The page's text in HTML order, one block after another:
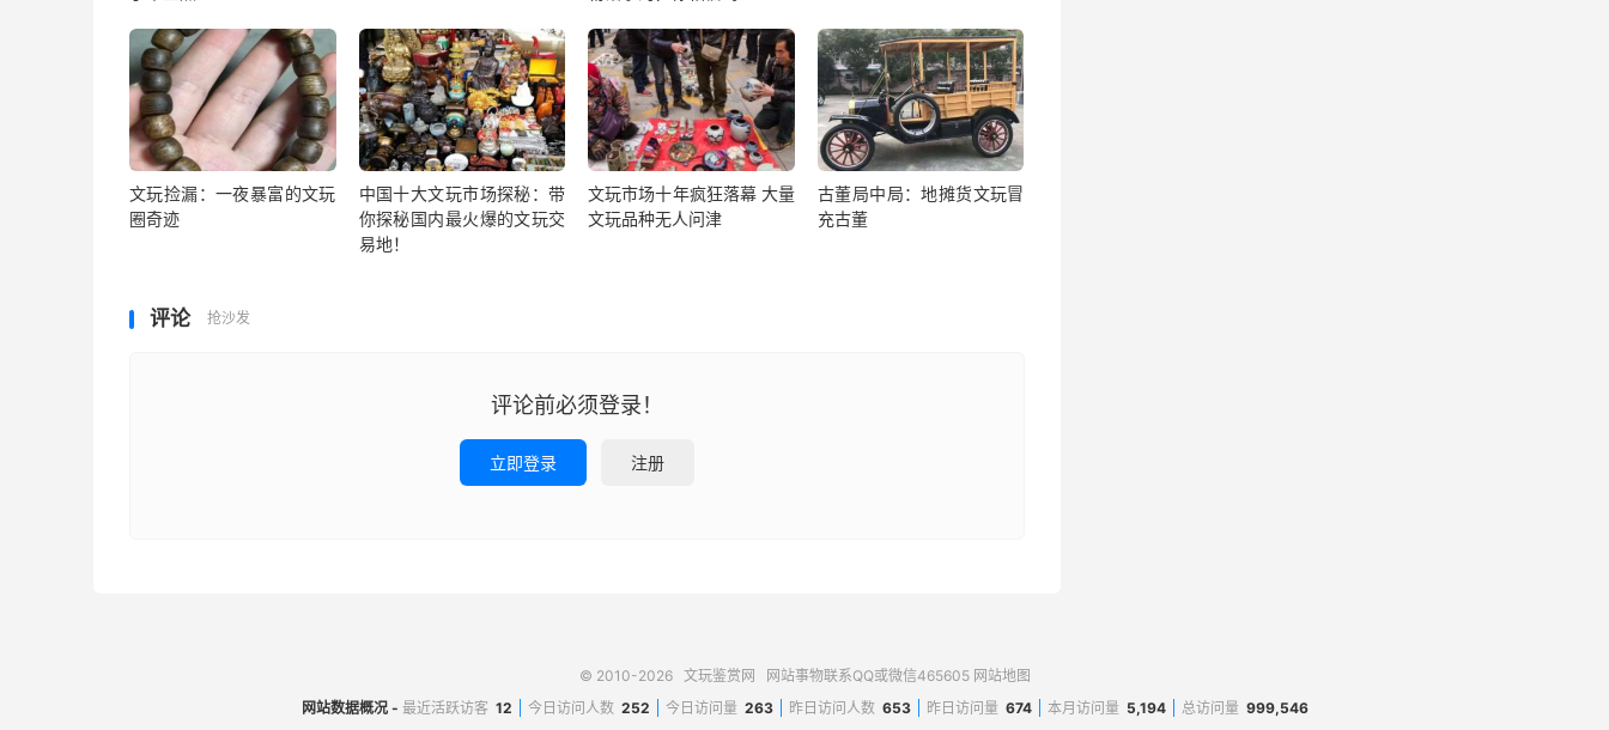
文玩捡漏：一夜暴富的文玩
圈奇迹
中国十大文玩市场探秘：带
你探秘国内最火爆的文玩交
易地！
文玩市场十年疯狂落幕 大量
文玩品种无人问津
古董局中局：地摊货文玩冒
充古董
评论 抢沙发
评论前必须登录！
立即登录 注册
© 2010-2026 文玩鉴赏网 网站事物联系QQ或微信465605 网站地图
网站数据概况 - 最近活跃访客 12 今日访问人数 252 今日访问量 263 昨日访问人数 653 昨日访问量 674 本月访问量 5,194 总访问量 999,546